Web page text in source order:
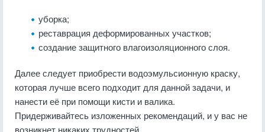
уборка;
реставрация деформированных участков;
создание защитного влагоизоляционного слоя.
Далее следует приобрести водоэмульсионную краску,
которая лучше всего подходит для данной задачи, и
нанести её при помощи кисти и валика.
Придерживайтесь изложенных рекомендаций, и у вас не
возникнет никаких трудностей.